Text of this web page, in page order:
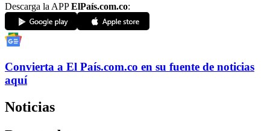
Descarga la APPElPaís.com.co:
Convierta a El País.com.co en su fuente de noticias
aquí
Noticias